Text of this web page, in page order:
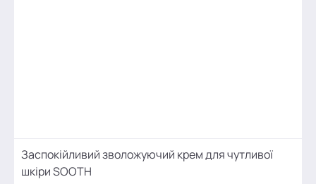
Заспокійливий зволожуючий крем для чутливої
шкіри SOOTH